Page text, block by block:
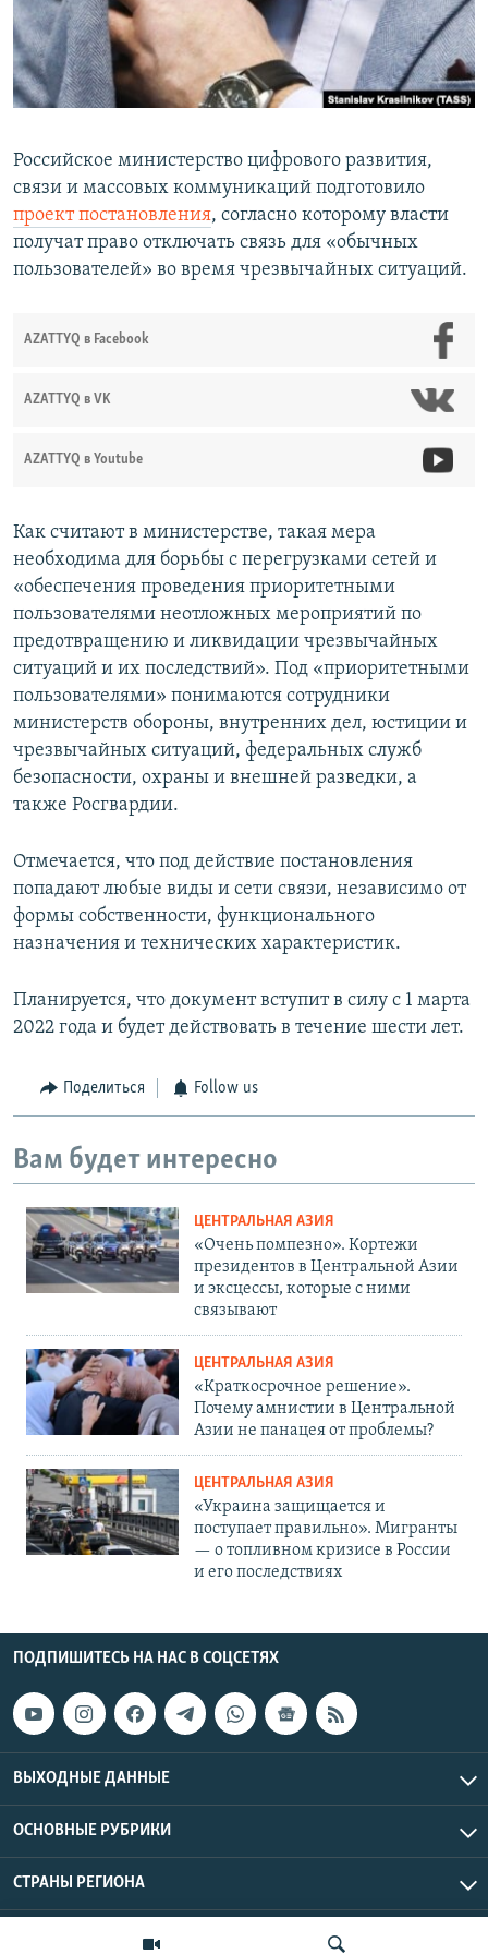
Российское министерство цифрового развития,
связи и массовых коммуникаций подготовило
проект постановления, согласно которому власти
получат право отключать связь для «обычных
пользователей» во время чрезвычайных ситуаций.
AZATTYQ в Facebook
AZATTYQ в VK
AZATTYQ в Youtube
Как считают в министерстве, такая мера
необходима для борьбы с перегрузками сетей и
«обеспечения проведения приоритетными
пользователями неотложных мероприятий по
предотвращению и ликвидации чрезвычайных
ситуаций и их последствий». Под «приоритетными
пользователями» понимаются сотрудники
министерств обороны, внутренних дел, юстиции и
чрезвычайных ситуаций, федеральных служб
безопасности, охраны и внешней разведки, а
также Росгвардии.
Отмечается, что под действие постановления
попадают любые виды и сети связи, независимо от
формы собственности, функционального
назначения и технических характеристик.
Планируется, что документ вступит в силу с 1 марта
2022 года и будет действовать в течение шести лет.
Поделиться Follow us
Вам будет интересно
ЦЕНТРАЛЬНАЯ АЗИЯ
«Очень помпезно». Кортежи
президентов в Центральной Азии
и эксцессы, которые с ними
связывают
ЦЕНТРАЛЬНАЯ АЗИЯ
«Краткосрочное решение».
Почему амнистии в Центральной
Азии не панацея от проблемы?
ЦЕНТРАЛЬНАЯ АЗИЯ
«Украина защищается и
поступает правильно». Мигранты
— о топливном кризисе в России
и его последствиях
ПОДПИШИТЕСЬ НА НАС В СОЦСЕТЯХ
ВЫХОДНЫЕ ДАННЫЕ
ОСНОВНЫЕ РУБРИКИ
СТРАНЫ РЕГИОНА
Азаттык Азия © 2026 RFE/RL, Inc. | Все права защищены.